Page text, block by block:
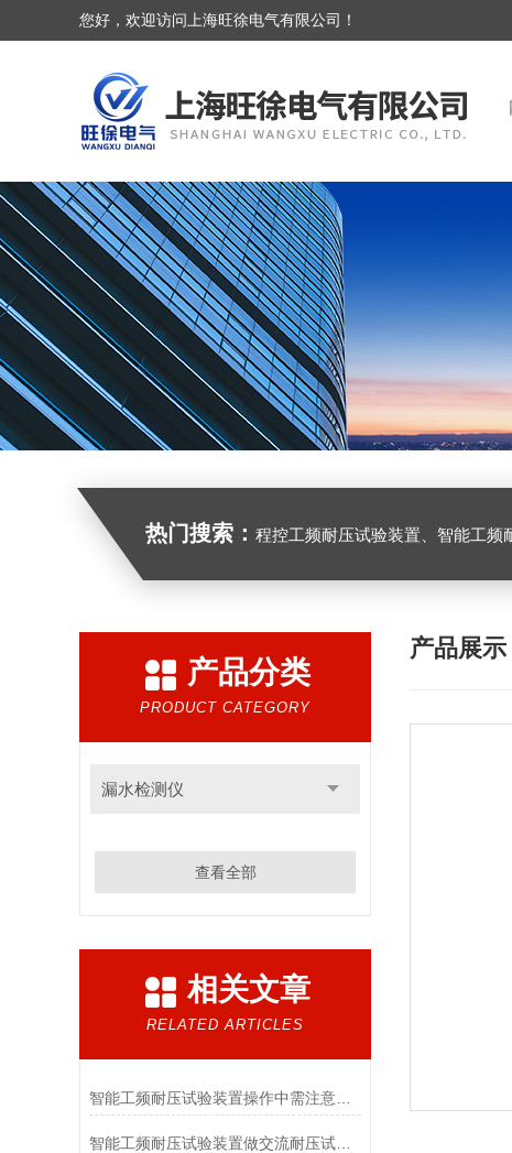
您好，欢迎访问上海旺徐电气有限公司！
热门搜索： 程控工频耐压试验装置、智能工频耐压试验装置、工频耐压试验装置、工频耐压试验仪、工频耐
产品分类
PRODUCT CATEGORY
漏水检测仪
查看全部
相关文章
RELATED ARTICLES
智能工频耐压试验装置操作中需注意的问题
智能工频耐压试验装置做交流耐压试验时应留意的几点要求
产品展示